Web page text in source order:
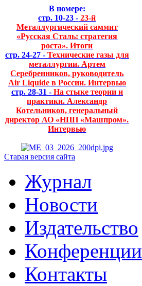
В номере:
стр. 10-23 - 23-й
Металлургический саммит
«Русская Сталь: стратегия
роста». Итоги
стр. 24-27 - Технические газы для
металлургии. Артем
Серебренников, руководитель
Air Liquide в России. Интервью
стр. 28-31 - На стыке теории и
практики. Александр
Котельников, генеральный
директор АО «НПП «Машпром».
Интервью
Старая версия сайта
Журнал
Новости
Издательство
Конференции
Контакты